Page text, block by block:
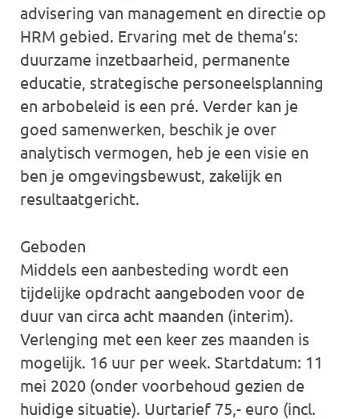
advisering van management en directie op
HRM gebied. Ervaring met de thema’s:
duurzame inzetbaarheid, permanente
educatie, strategische personeelsplanning
en arbobeleid is een pré. Verder kan je
goed samenwerken, beschik je over
analytisch vermogen, heb je een visie en
ben je omgevingsbewust, zakelijk en
resultaatgericht.
Geboden
Middels een aanbesteding wordt een
tijdelijke opdracht aangeboden voor de
duur van circa acht maanden (interim).
Verlenging met een keer zes maanden is
mogelijk. 16 uur per week. Startdatum: 11
mei 2020 (onder voorbehoud gezien de
huidige situatie). Uurtarief 75,- euro (incl.